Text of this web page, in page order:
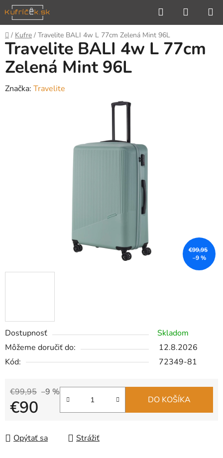
Prejsť
na
obsah
Hľadať
KOŠÍK
Domov
/ Kufre / Travelite BALI 4w L 77cm Zelená Mint 96L
Dostupnosť
Skladom
Môžeme doručiť do:
12.8.2026
Kód:
72349-81
€99,95 –9 %
€90 DO KOŠÍKA
Opýtať sa Strážiť
Travelite BALI 4w L 77cm
Zelená Mint 96L
Značka: Travelite
€99,95
–9 %